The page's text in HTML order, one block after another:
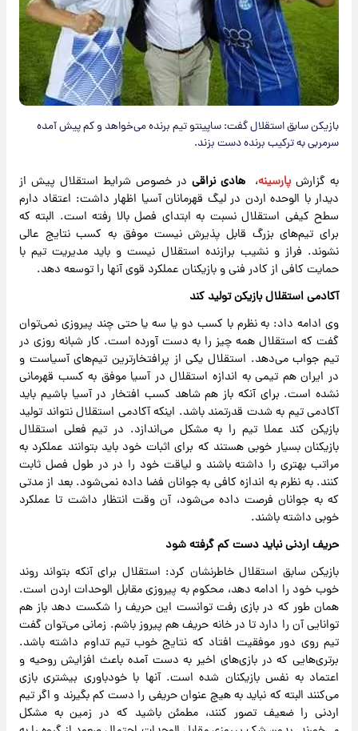
بازیکن سابق استقلال گفت: ساپینتو تیم برنده می‌خواهد و کم پیش آمده
سرمربی به ترکیب برنده دست بزند.
به گزارشپارسینه، هادی نراقی در خصوص شرایط استقلال پیش از
دیدار با الوحده اردن در لیگ قهرمانان آسیا اظهار داشت: اعتقاد دارم
سطح کیفی استقلال نسبت به ابتدای فصل بالا رفته است. البته که
برای تیم‌های بزرگ قابل پذیرش نیست موفق به کسب نتایج عالی
نشوند. فراز و نشیب برازنده استقلال نیست و باید مدیریت تیم با
حمایت کافی از کادر فنی و بازیکنان عملکرد قوی آنها را توسعه دهد.
آکادمی استقلال بازیکن تولید کند
وی ادامه داد: به نظرم با کسب دو یا سه یا حتی چند پیروزی نمی‌توان
گفت که استقلال همه چیز را به دست آورده است. کار شبانه روزی در
تیم جواب می‌دهد. استقلال یکی از پرافتخارترین تیم‌های آسیاست و
در ایران هم تیمی به اندازه استقلال در آسیا موفق به کسب قهرمانی
نشده است. برای آنکه باز هم شاهد کسب افتخار در آسیا باشیم باید
آکادمی تیم به شدت قدرتمند باشد. اینکه آکادمی استقلال نتواند تولید
بازیکن کند عملا تیم را به مشکل می‌اندازد. در تیم فعلی استقلال
بازیکنان بسیار خوبی هستند که برای اثبات خود باید بتوانند عملکرد به
مراتب بهتری را داشته باشند و لیاقت خود را در در طول فصل ثابت
کنند. به نظرم به اندازه کافی به جوانان فضا داده نمی‌شود. بعد از مدتی
که به جوانان فرصت داده می‌شود، آن وقت انتظار داشت تا عملکرد
خوبی داشته باشند.
حریف اردنی نباید دست کم گرفته شود
بازیکن سابق استقلال خاطرنشان کرد: استقلال برای آنکه بتواند روند
خوب خود را ادامه دهد، محکوم به پیروزی مقابل الوحدات اردن است.
همان طور که در بازی رفت توانست این حریف را شکست دهد باز هم
توانایی آن را دارد تا در خانه حریف هم پیروز باشم. زمانی می‌توان گفت
تیم روی دور موفقیت افتاد که نتایج خوب تیم تداوم داشته باشد.
برتری‌هایی که در بازی‌های اخیر به دست آمده باعث افزایش روحیه و
اعتماد به نفس بازیکنان شده است. آنها با خودباوری بیشتری بازی
می‌کنند البته که نباید به هیچ عنوان حریفی را دست کم بگیرند و اگر تیم
اردنی را ضعیف تصور کنند، مطمئن باشید که در زمین به مشکل